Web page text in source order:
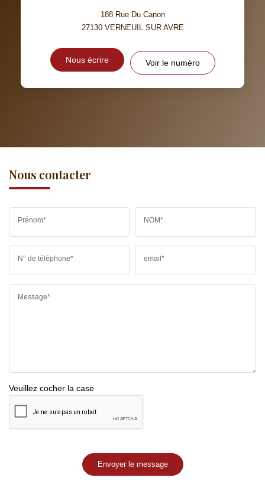
188 Rue Du Canon
27130 VERNEUIL SUR AVRE
Nous écrire Voir le numéro
Nous contacter
Prénom* NOM*
N° de téléphone* email*
Message*
Veuillez cocher la case
Envoyer le message